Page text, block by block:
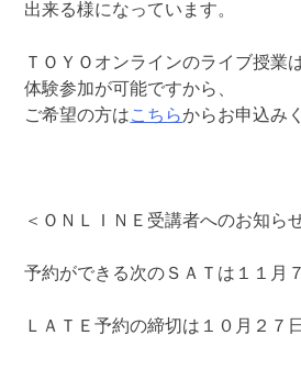
出来る様になっています。
ＴＯＹＯオンラインのライブ授業
体験参加が可能ですから、
ご希望の方はこちらからお申込み
＜ＯＮＬＩＮＥ受講者へのお知ら
予約ができる次のＳＡＴは１１月
ＬＡＴＥ予約の締切は１０月２７